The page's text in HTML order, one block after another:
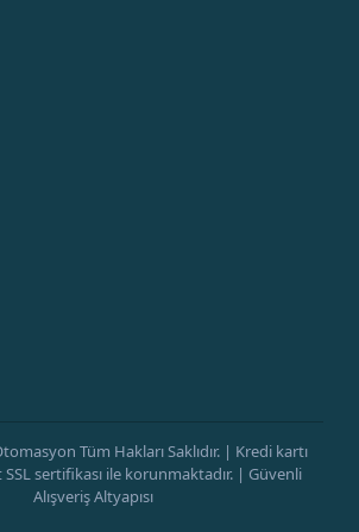
Tüm Hakları Saklıdır. | Kredi kartı
sertifikası ile korunmaktadır. | Güvenli
Alışveriş Altyapısı